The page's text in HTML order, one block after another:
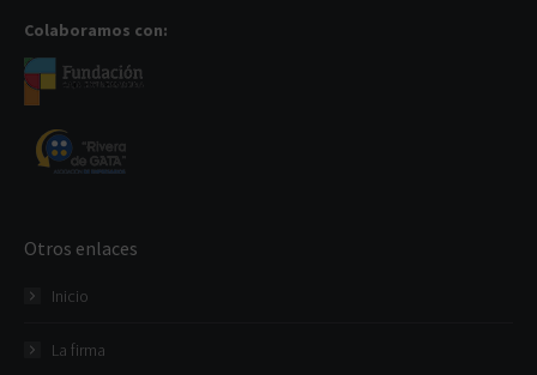
Colaboramos con:
Otros enlaces
Inicio
La firma